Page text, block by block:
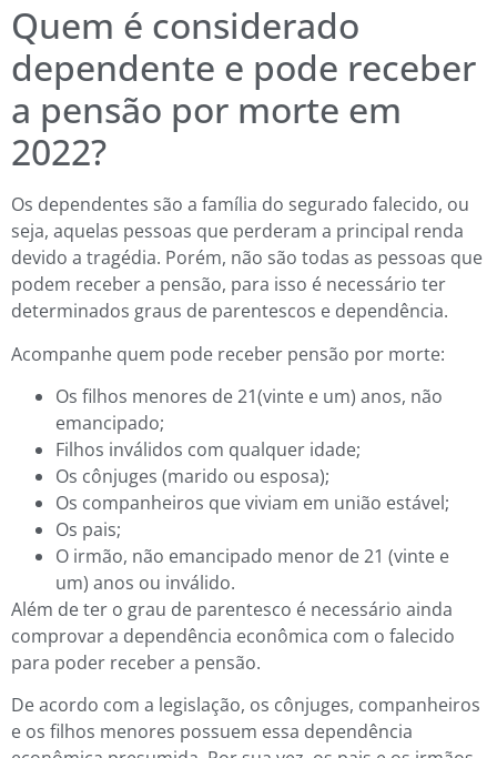
Quem é considerado
dependente e pode receber
a pensão por morte em
2022?
Os dependentes são a família do segurado falecido, ou
seja, aquelas pessoas que perderam a principal renda
devido a tragédia. Porém, não são todas as pessoas que
podem receber a pensão, para isso é necessário ter
determinados graus de parentescos e dependência.
Acompanhe quem pode receber pensão por morte:
Os filhos menores de 21(vinte e um) anos, não
emancipado;
Filhos inválidos com qualquer idade;
Os cônjuges (marido ou esposa);
Os companheiros que viviam em união estável;
Os pais;
O irmão, não emancipado menor de 21 (vinte e
um) anos ou inválido.
Além de ter o grau de parentesco é necessário ainda
comprovar a dependência econômica com o falecido
para poder receber a pensão.
De acordo com a legislação, os cônjuges, companheiros
e os filhos menores possuem essa dependência